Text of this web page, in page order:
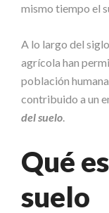
mismo tiempo el
A lo largo del
agrícola han
población
contribuido a un
del suelo.
Qué
suelo